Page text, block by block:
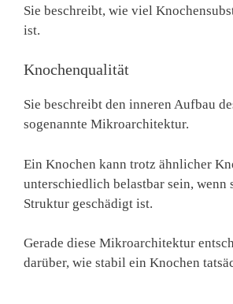
Sie beschreibt, wie viel
ist.
Knochenqualität
Sie beschreibt den inneren Aufbau
sogenannte Mikroarchitektur.
Ein Knochen kann trotz ähnlicher
unterschiedlich belastbar sein, wenn
Struktur geschädigt ist.
Gerade diese Mikroarchitektur
darüber, wie stabil ein Knochen